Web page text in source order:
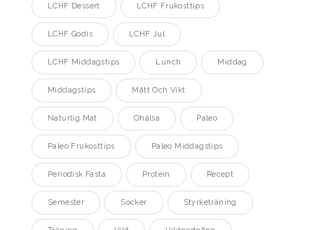
LCHF Dessert LCHF Frukosttips
LCHF Godis LCHF Jul
LCHF Middagstips Lunch Middag
Middagstips Mått Och Vikt
Naturlig Mat Ohälsa Paleo
Paleo Frukosttips Paleo Middagstips
Periodisk Fasta Protein Recept
Semester Socker Styrketräning